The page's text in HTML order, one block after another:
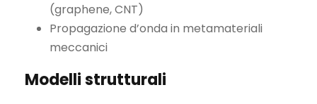
(graphene, CNT)
Propagazione d’onda in metamateriali
meccanici
Modelli strutturali